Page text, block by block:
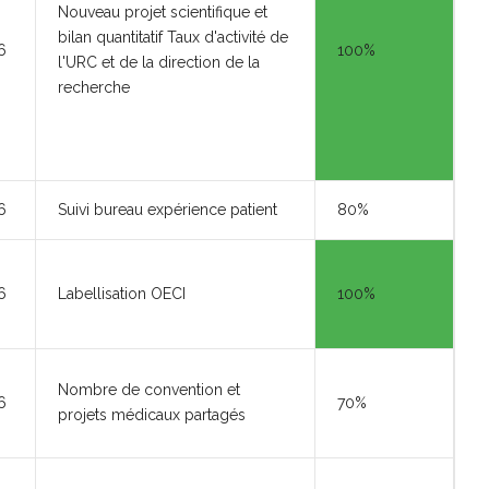
Nouveau projet scientifique et
bilan quantitatif Taux d'activité de
l'URC et de la direction de la
recherche
100%
Suivi bureau expérience patient 80%
Labellisation OECI 100%
Nombre de convention et
projets médicaux partagés
70%